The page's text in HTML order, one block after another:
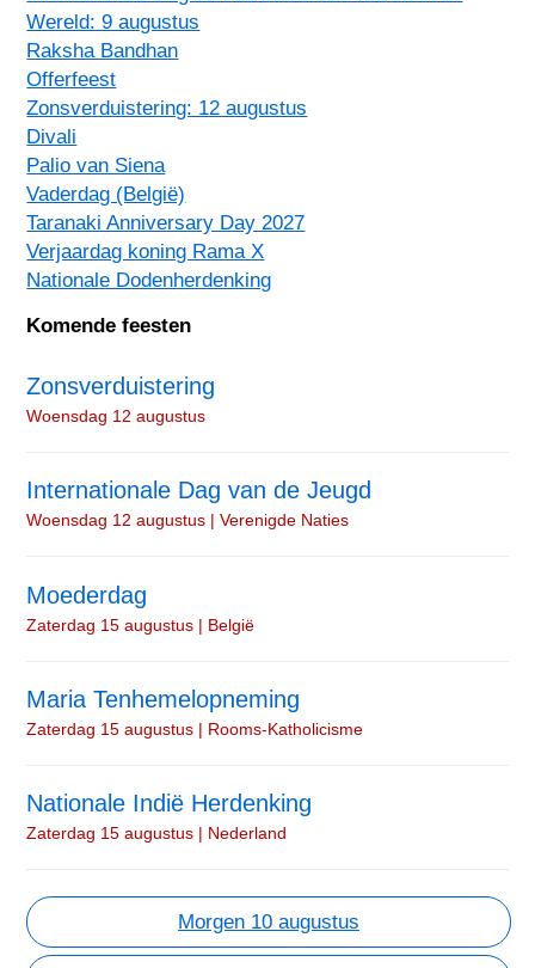
Wereld: 9 augustus
Raksha Bandhan
Offerfeest
Zonsverduistering: 12 augustus
Divali
Palio van Siena
Vaderdag (België)
Taranaki Anniversary Day 2027
Verjaardag koning Rama X
Nationale Dodenherdenking
Komende feesten
Zonsverduistering
Woensdag 12 augustus
Internationale Dag van de Jeugd
Woensdag 12 augustus | Verenigde Naties
Moederdag
Zaterdag 15 augustus | België
Maria Tenhemelopneming
Zaterdag 15 augustus | Rooms-Katholicisme
Nationale Indië Herdenking
Zaterdag 15 augustus | Nederland
Morgen 10 augustus